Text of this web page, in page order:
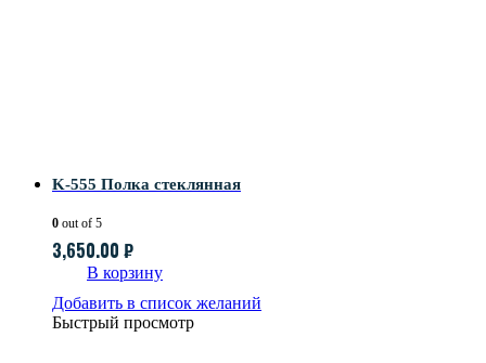
K-555 Полка стеклянная
0 out of 5
3,650.00 ₽
В корзину
Добавить в список желаний
Быстрый просмотр